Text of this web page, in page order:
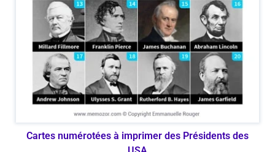
Cartes numérotées à imprimer des Présidents des